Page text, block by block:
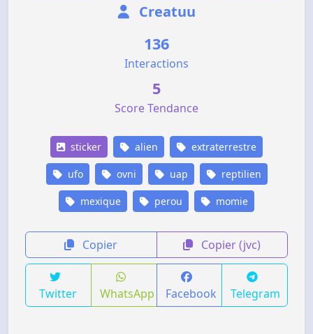
Creatuu
136
Interactions
5
Score Tendance
sticker alien extraterrestre
ufo ovni uap reptilien
mexique perou momie
Copier Copier (jvc)
Twitter WhatsApp Facebook Telegram